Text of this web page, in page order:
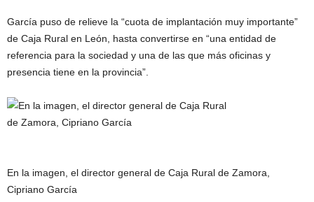
García puso de relieve la “cuota de implantación muy importante”
de Caja Rural en León, hasta convertirse en “una entidad de
referencia para la sociedad y una de las que más oficinas y
presencia tiene en la provincia”.
En la imagen, el director general de Caja Rural de Zamora,
Cipriano García